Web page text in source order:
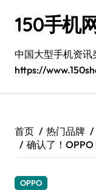
150手机
中国大型手机资讯
https://
首页 热门品牌
确认了！OPPO
OPPO